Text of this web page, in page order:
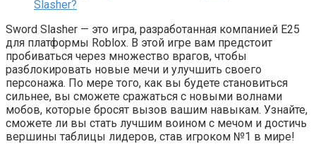
Slasher?
Sword Slasher — это игра, разработанная компанией E25
для платформы Roblox. В этой игре вам предстоит
пробиваться через множество врагов, чтобы
разблокировать новые мечи и улучшить своего
персонажа. По мере того, как вы будете становиться
сильнее, вы сможете сражаться с новыми волнами
мобов, которые бросят вызов вашим навыкам. Узнайте,
сможете ли вы стать лучшим воином с мечом и достичь
вершины таблицы лидеров, став игроком №1 в мире!